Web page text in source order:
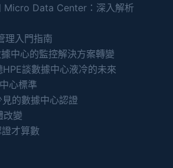
Data Center：深入解析
理入門指南
中心的監控解決方案轉變
談數據中心液冷的未來
心標準
的數據中心認證
變
才算數